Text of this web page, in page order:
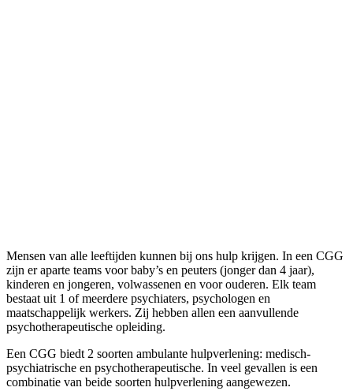
Mensen van alle leeftijden kunnen bij ons hulp krijgen. In een CGG
zijn er aparte teams voor baby’s en peuters (jonger dan 4 jaar),
kinderen en jongeren, volwassenen en voor ouderen. Elk team
bestaat uit 1 of meerdere psychiaters, psychologen en
maatschappelijk werkers. Zij hebben allen een aanvullende
psychotherapeutische opleiding.
Een CGG biedt 2 soorten ambulante hulpverlening: medisch-
psychiatrische en psychotherapeutische. In veel gevallen is een
combinatie van beide soorten hulpverlening aangewezen.